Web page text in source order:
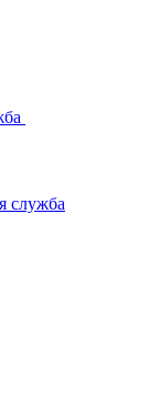
служба